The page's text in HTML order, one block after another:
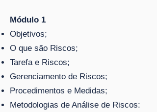
Módulo 1
Objetivos;
O que são Riscos;
Tarefa e Riscos;
Gerenciamento de Riscos;
Procedimentos e Medidas;
Metodologias de Análise de Riscos: